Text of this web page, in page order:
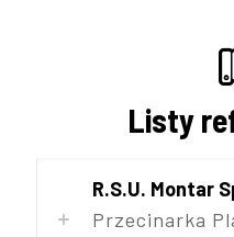
Listy
R.S.U. Montar
Przecinarka